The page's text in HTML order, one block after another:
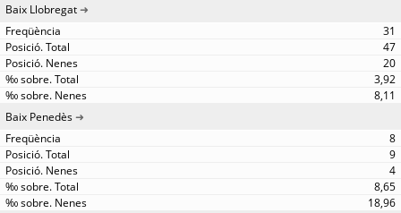
Baix Llobregat
31
47
20
3,92
8,11
Baix Penedès
8
9
4
8,65
18,96